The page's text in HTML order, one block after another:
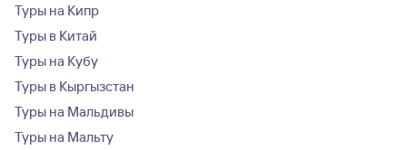
Туры на Кипр
Туры в Китай
Туры на Кубу
Туры в Кыргызстан
Туры на Мальдивы
Туры на Мальту